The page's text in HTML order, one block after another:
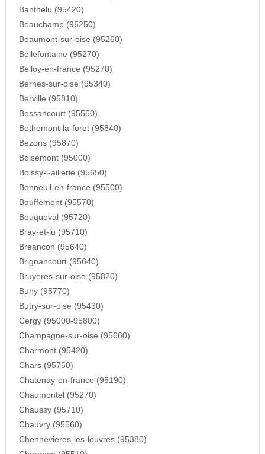
Banthelu (95420)
Beauchamp (95250)
Beaumont-sur-oise (95260)
Bellefontaine (95270)
Belloy-en-france (95270)
Bernes-sur-oise (95340)
Berville (95810)
Bessancourt (95550)
Bethemont-la-foret (95840)
Bezons (95870)
Boisemont (95000)
Boissy-l-aillerie (95650)
Bonneuil-en-france (95500)
Bouffemont (95570)
Bouqueval (95720)
Bray-et-lu (95710)
Breancon (95640)
Brignancourt (95640)
Bruyeres-sur-oise (95820)
Buhy (95770)
Butry-sur-oise (95430)
Cergy (95000-95800)
Champagne-sur-oise (95660)
Charmont (95420)
Chars (95750)
Chatenay-en-france (95190)
Chaumontel (95270)
Chaussy (95710)
Chauvry (95560)
Chennevieres-les-louvres (95380)